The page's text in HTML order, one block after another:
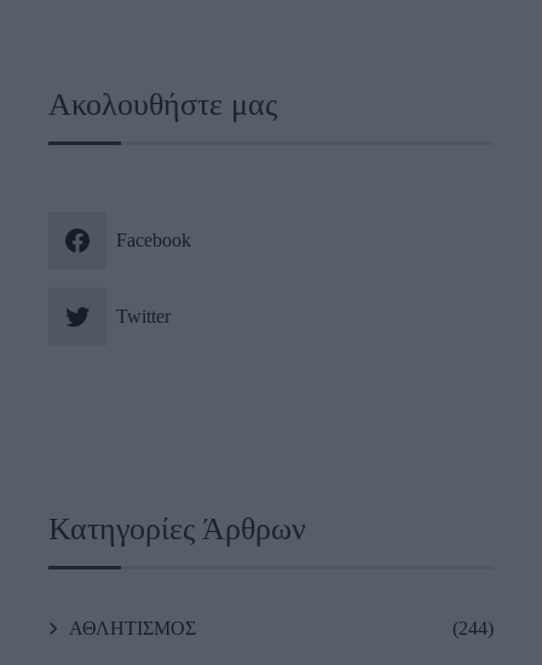
Ακολουθήστε μας
Facebook
Twitter
Κατηγορίες Άρθρων
ΑΘΛΗΤΙΣΜΟΣ (244)